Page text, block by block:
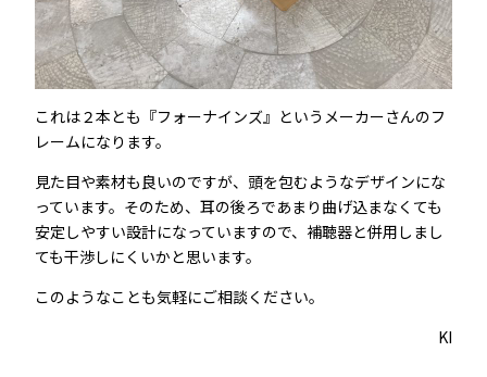
これは２本とも『フォーナインズ』というメーカーさんのフ
レームになります。
見た目や素材も良いのですが、頭を包むようなデザインにな
っています。そのため、耳の後ろであまり曲げ込まなくても
安定しやすい設計になっていますので、補聴器と併用しまし
ても干渉しにくいかと思います。
このようなことも気軽にご相談ください。
KI